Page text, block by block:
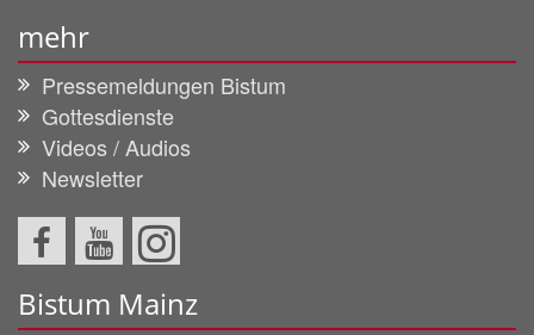
mehr
Pressemeldungen Bistum
Gottesdienste
Videos / Audios
Newsletter
Bistum Mainz